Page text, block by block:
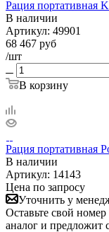
Рация портативная
В наличии
Артикул: 49901
68 467 руб
/шт
В корзину
Рация портативная
В наличии
Артикул: 14143
Цена по запросу
Уточнить у
Оставьте свой
аналог и предложит